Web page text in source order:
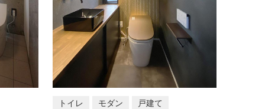
トイレ モダン 戸建て